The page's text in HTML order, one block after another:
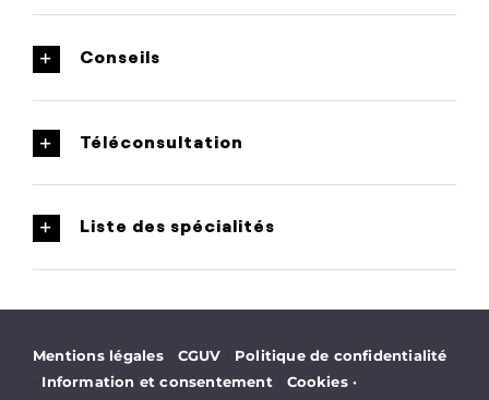
Conseils
Téléconsultation
Liste des spécialités
Mentions légales CGUV Politique de confidentialité
Information et consentement Cookies·